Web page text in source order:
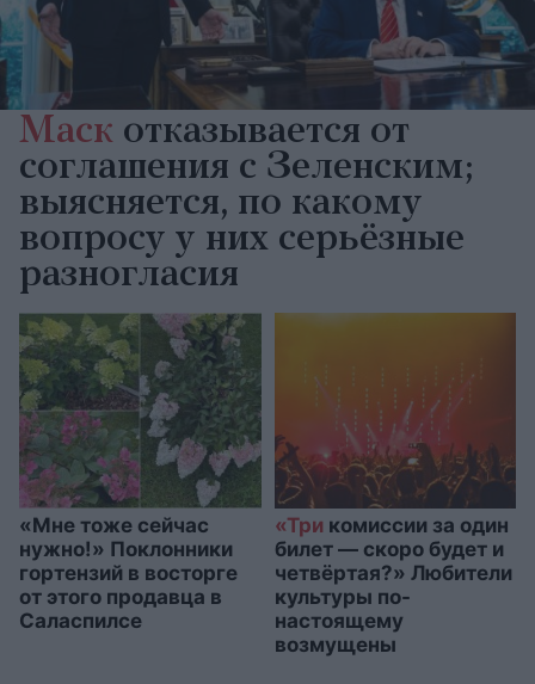
Маск отказывается от
соглашения с Зеленским;
выясняется, по какому
вопросу у них серьёзные
разногласия
«Мне тоже сейчас
нужно!» Поклонники
гортензий в восторге
от этого продавца в
Саласпилсе
«Три комиссии за один
билет — скоро будет и
четвёртая?» Любители
культуры по-
настоящему
возмущены